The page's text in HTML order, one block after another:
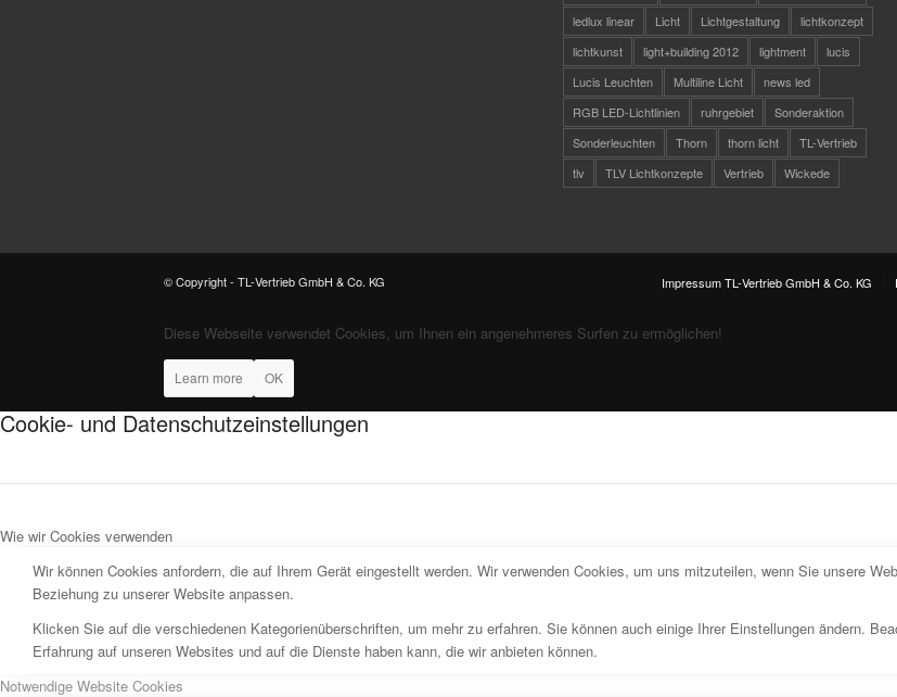
ledlux linear
Licht Lichtgestaltung
lichtkonzept
lichtkunst
light+building 2012 lightment
lucis
Lucis Leuchten
Multiline Licht
news led
RGB LED-Lichtlinien
ruhrgebiet
Sonderaktion
Sonderleuchten
Thorn thorn licht
TL-Vertrieb
tlv
TLV Lichtkonzepte Vertrieb Wickede
© Copyright - TL-Vertrieb GmbH & Co. KG Impressum TL-Vertrieb GmbH & Co. KG
Diese Webseite verwendet Cookies, um Ihnen ein angenehmeres Surfen zu ermöglichen!
Learn more OK
Cookie- und Datenschutzeinstellungen
Wie wir Cookies verwenden
Wir können Cookies anfordern, die auf Ihrem Gerät eingestellt werden. Wir verwenden Cookies, um uns mitzuteilen, wenn Sie unsere
Beziehung zu unserer Website anpassen.
Klicken Sie auf die verschiedenen Kategorienüberschriften, um mehr zu erfahren. Sie können auch einige Ihrer Einstellungen ändern.
Erfahrung auf unseren Websites und auf die Dienste haben kann, die wir anbieten können.
Notwendige Website Cookies